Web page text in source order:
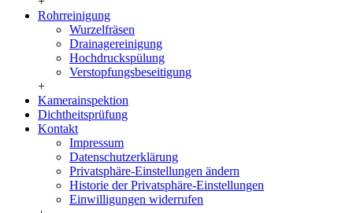
Rohrreinigung
Wurzelfräsen
Drainagereinigung
Hochdruckspülung
Verstopfungsbeseitigung
+
Kamerainspektion
Dichtheitsprüfung
Kontakt
Impressum
Datenschutzerklärung
Privatsphäre-Einstellungen ändern
Historie der Privatsphäre-Einstellungen
Einwilligungen widerrufen